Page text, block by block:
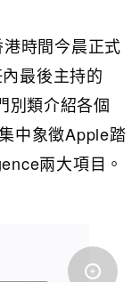
時間今晨正式
最後主持的
別類介紹各個
中象徵Apple踏
兩大項目。